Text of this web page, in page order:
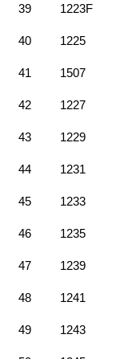
39 1223F
40 1225
41 1507
42 1227
43 1229
44 1231
45 1233
46 1235
47 1239
48 1241
49 1243